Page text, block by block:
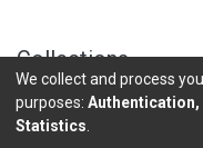
Collections
ESTUDIOS OPES
We collect and process
purposes: Authentication,
Statistics